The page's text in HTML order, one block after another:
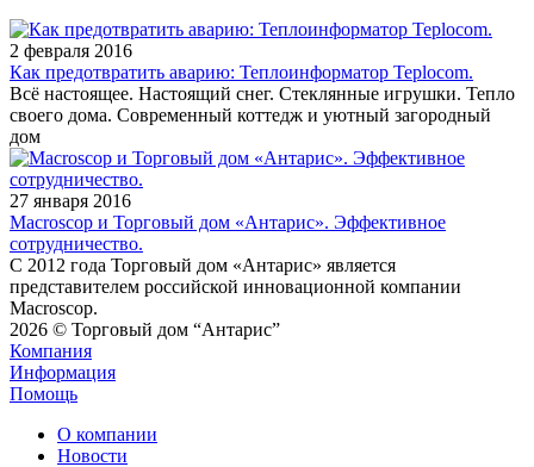
2 февраля 2016
Как предотвратить аварию: Теплоинформатор Teplocom.
Всё настоящее. Настоящий снег. Стеклянные игрушки. Тепло
своего дома. Современный коттедж и уютный загородный
дом
27 января 2016
Macroscop и Торговый дом «Антарис». Эффективное
сотрудничество.
С 2012 года Торговый дом «Антарис» является
представителем российской инновационной компании
Macroscop.
2026 © Торговый дом “Антарис”
Компания
Информация
Помощь
О компании
Новости